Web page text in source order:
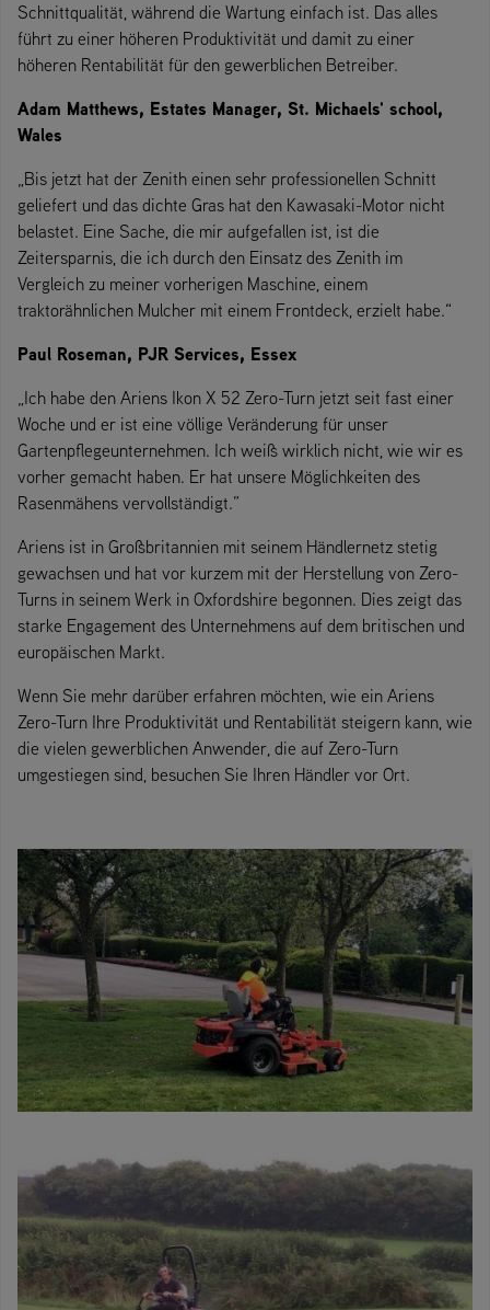
Schnittqualität, während die Wartung einfach ist. Das alles
führt zu einer höheren Produktivität und damit zu einer
höheren Rentabilität für den gewerblichen Betreiber.
Adam Matthews, Estates Manager, St. Michaels' school,
Wales
„Bis jetzt hat der Zenith einen sehr professionellen Schnitt
geliefert und das dichte Gras hat den Kawasaki-Motor nicht
belastet. Eine Sache, die mir aufgefallen ist, ist die
Zeitersparnis, die ich durch den Einsatz des Zenith im
Vergleich zu meiner vorherigen Maschine, einem
traktorähnlichen Mulcher mit einem Frontdeck, erzielt habe.“
Paul Roseman, PJR Services, Essex
„Ich habe den Ariens Ikon X 52 Zero-Turn jetzt seit fast einer
Woche und er ist eine völlige Veränderung für unser
Gartenpflegeunternehmen. Ich weiß wirklich nicht, wie wir es
vorher gemacht haben. Er hat unsere Möglichkeiten des
Rasenmähens vervollständigt.”
Ariens ist in Großbritannien mit seinem Händlernetz stetig
gewachsen und hat vor kurzem mit der Herstellung von Zero-
Turns in seinem Werk in Oxfordshire begonnen. Dies zeigt das
starke Engagement des Unternehmens auf dem britischen und
europäischen Markt.
Wenn Sie mehr darüber erfahren möchten, wie ein Ariens
Zero-Turn Ihre Produktivität und Rentabilität steigern kann, wie
die vielen gewerblichen Anwender, die auf Zero-Turn
umgestiegen sind, besuchen Sie Ihren Händler vor Ort.